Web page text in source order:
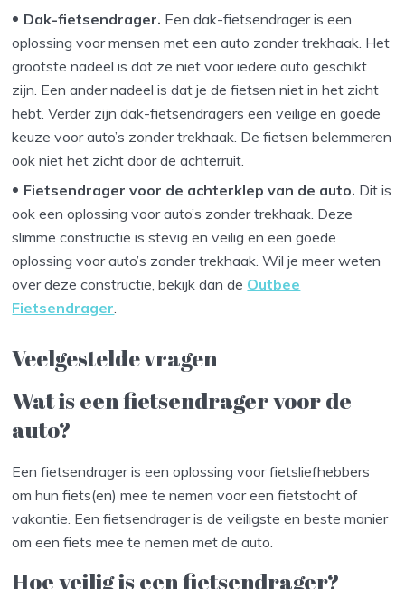
Dak-fietsendrager. Een dak-fietsendrager is een
oplossing voor mensen met een auto zonder trekhaak. Het
grootste nadeel is dat ze niet voor iedere auto geschikt
zijn. Een ander nadeel is dat je de fietsen niet in het zicht
hebt. Verder zijn dak-fietsendragers een veilige en goede
keuze voor auto’s zonder trekhaak. De fietsen belemmeren
ook niet het zicht door de achterruit.
Fietsendrager voor de achterklep van de auto. Dit is
ook een oplossing voor auto’s zonder trekhaak. Deze
slimme constructie is stevig en veilig en een goede
oplossing voor auto’s zonder trekhaak. Wil je meer weten
over deze constructie, bekijk dan de Outbee
Fietsendrager.
Veelgestelde vragen
Wat is een fietsendrager voor de
auto?
Een fietsendrager is een oplossing voor fietsliefhebbers
om hun fiets(en) mee te nemen voor een fietstocht of
vakantie. Een fietsendrager is de veiligste en beste manier
om een fiets mee te nemen met de auto.
Hoe veilig is een fietsendrager?